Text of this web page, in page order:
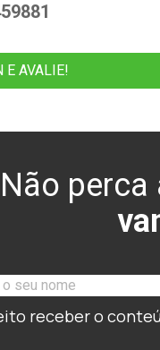
E AVALIE!
Não
receber o